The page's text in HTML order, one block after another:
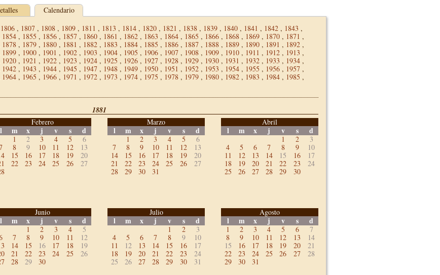
Calendario
1806 , 1807 , 1808 , 1809 , 1811 , 1813 , 1814 , 1820 , 1821 , 1838 , 1839 , 1840 , 1841 , 1842 , 1843 ,
1854 , 1855 , 1856 , 1857 , 1860 , 1861 , 1862 , 1863 , 1864 , 1865 , 1866 , 1868 , 1869 , 1870 , 1871 ,
1878 , 1879 , 1880 , 1881 , 1882 , 1883 , 1884 , 1885 , 1886 , 1887 , 1888 , 1889 , 1890 , 1891 , 1892 ,
1899 , 1900 , 1901 , 1902 , 1903 , 1904 , 1905 , 1906 , 1907 , 1908 , 1909 , 1910 , 1911 , 1912 , 1913 ,
1920 , 1921 , 1922 , 1923 , 1924 , 1925 , 1926 , 1927 , 1928 , 1929 , 1930 , 1931 , 1932 , 1933 , 1934 ,
1942 , 1943 , 1944 , 1945 , 1947 , 1948 , 1949 , 1950 , 1951 , 1952 , 1953 , 1954 , 1955 , 1956 , 1957 ,
1964 , 1965 , 1966 , 1971 , 1972 , 1973 , 1974 , 1975 , 1978 , 1979 , 1980 , 1982 , 1983 , 1984 , 1985 ,
1881
Febrero
l m x j v s d
1 2 3 4 5
6
8 9 10 11 12
13
15 16 17 18 19
20
22 23 24 25 26
27
Marzo
l m x j v s d
1 2 3 4 5
6
7
8 9 10 11 12
13
14
15 16 17 18 19
20
21
22 23 24 25 26
27
28
29 30 31
Abril
l m x j v s d
1 2
3
4
5 6 7 8 9
10
11
12 13 14 15 16
17
18
19 20 21 22 23
24
25
26 27 28 29 30
Junio
l m x j v s d
1 2 3 4
5
7 8 9 10 11
12
14 15 16 17 18
19
21 22 23 24 25
26
28 29 30
Julio
l m x j v s d
1 2
3
4
5 6 7 8 9
10
11
12 13 14 15 16
17
18
19 20 21 22 23
24
25
26 27 28 29 30 31
Agosto
l m x j v s d
1 2 3 4 5 6
7
8
9 10 11 12 13
14
15
16 17 18 19 20
21
22
23 24 25 26 27
28
29
30 31